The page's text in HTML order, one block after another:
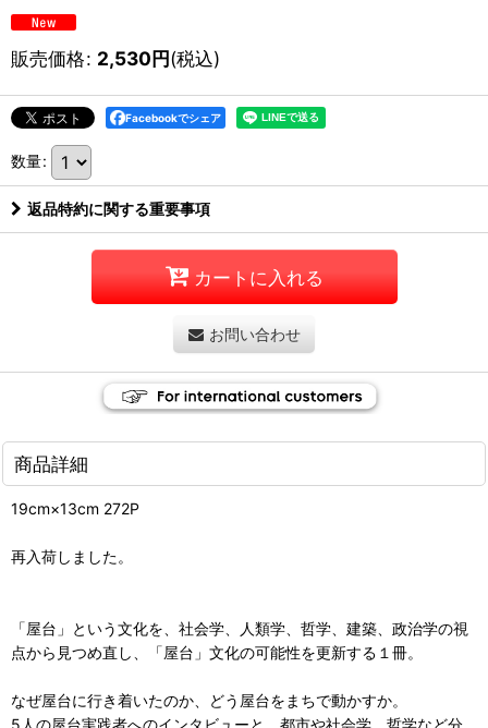
販売価格: 2,530円(税込)
Facebookでシェア
数量:
返品特約に関する重要事項
カートに入れる
お問い合わせ
商品詳細
19cm×13cm 272P
再入荷しました。
「屋台」という文化を、社会学、人類学、哲学、建築、政治学の視
点から見つめ直し、「屋台」文化の可能性を更新する１冊。
なぜ屋台に行き着いたのか、どう屋台をまちで動かすか。
5人の屋台実践者へのインタビューと、都市や社会学、哲学など分